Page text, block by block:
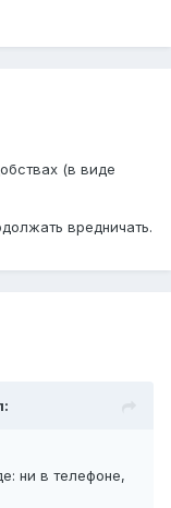
(в виде
вредничать.
ни в телефоне,